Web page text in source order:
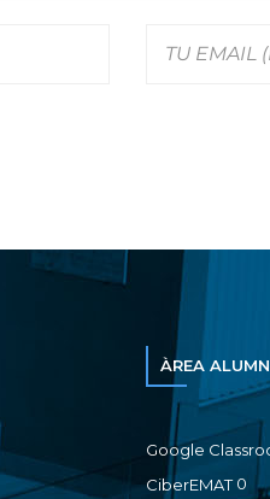
ÀREA
Google
CiberEMAT0